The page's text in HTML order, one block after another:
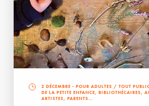
2 DÉCEMBRE - POUR ADULTES / TOUT
DE LA PETITE ENFANCE, BIBLIOTHÉCAIRES,
ARTISTES, PARENTS…